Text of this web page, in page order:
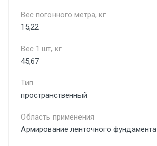
Вес погонного метра, кг
15,22
Вес 1 шт, кг
45,67
Тип
пространственный
Область применения
Армирование ленточного фундамента